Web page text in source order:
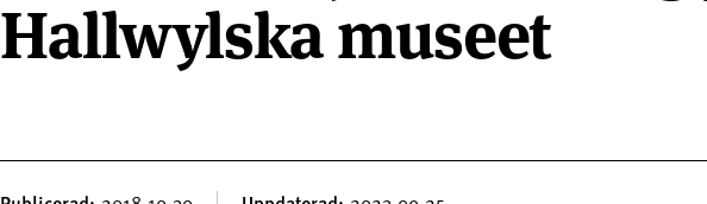
Hallwylska museet